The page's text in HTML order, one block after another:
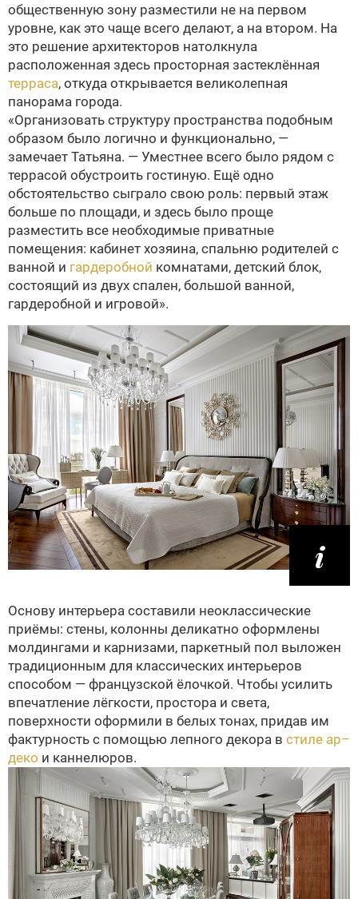
общественную зону разместили не на первом
уровне, как это чаще всего делают, а на втором. На
это решение архитекторов натолкнула
расположенная здесь просторная застеклённая
терраса, откуда открывается великолепная
панорама города.
«Организовать структуру пространства подобным
образом было логично и функционально, —
замечает Татьяна. — Уместнее всего было рядом с
террасой обустроить гостиную. Ещё одно
обстоятельство сыграло свою роль: первый этаж
больше по площади, и здесь было проще
разместить все необходимые приватные
помещения: кабинет хозяина, спальню родителей с
ванной и гардеробной комнатами, детский блок,
состоящий из двух спален, большой ванной,
гардеробной и игровой».
Основу интерьера составили неоклассические
приёмы: стены, колонны деликатно оформлены
молдингами и карнизами, паркетный пол выложен
традиционным для классических интерьеров
способом — французской ёлочкой. Чтобы усилить
впечатление лёгкости, простора и света,
поверхности оформили в белых тонах, придав им
фактурность с помощью лепного декора в стиле ар–
деко и каннелюров.